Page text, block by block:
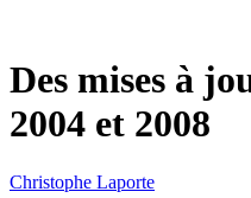
Des mises à
2004 et 2008
Christophe Laporte